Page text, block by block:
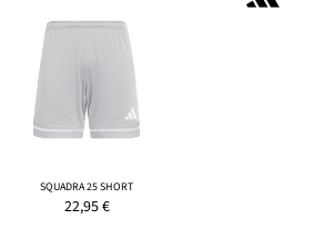
SQUADRA 25 SHORT
22,95€